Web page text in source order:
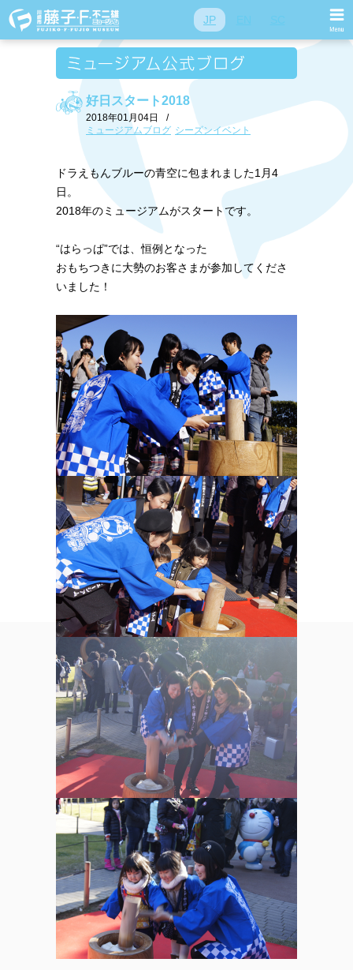
JP
好日スタート2018
2018年01月04日
/
ミュージアムブログ シーズンイベント
ドラえもんブルーの青空に包まれました1月4
日。
2018年のミュージアムがスタートです。
“はらっぱ”では、恒例となった
おもちつきに大勢のお客さまが参加してくださ
いました！